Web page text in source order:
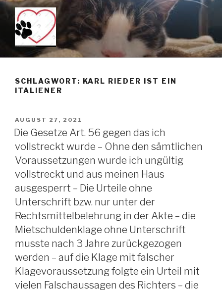
Zum
Inhalt
springen
KEIN TÖTUNGSMITTEL –
MITTEL DER WAHL WENN
REGENBOGENBRÜCKE
SCHICKEN MÖCHTE!!!
Just another WordPress site
SCHLAGWORT: KARL RIEDER IST EIN
ITALIENER
VERÖFFENTLICHT
AM
AUGUST 27, 2021
Die Gesetze Art. 56 gegen das ich
vollstreckt wurde – Ohne den sämtlichen
Voraussetzungen wurde ich ungültig
vollstreckt und aus meinen Haus
ausgesperrt – Die Urteile ohne
Unterschrift bzw. nur unter der
Rechtsmittelbelehrung in der Akte – die
Mietschuldenklage ohne Unterschrift
musste nach 3 Jahre zurückgezogen
werden – auf die Klage mit falscher
Klagevoraussetzung folgte ein Urteil mit
vielen Falschaussagen des Richters – die